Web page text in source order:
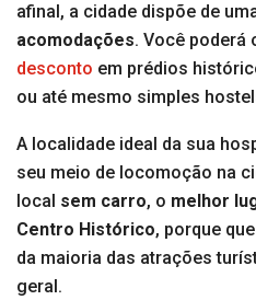
afinal, a cidade dispõe de
acomodações. Você poderá
desconto em prédios
ou até mesmo simples
A localidade ideal da sua
seu meio de locomoção na
local sem carro, o melhor
Centro Histórico, porque
da maioria das atrações
geral.